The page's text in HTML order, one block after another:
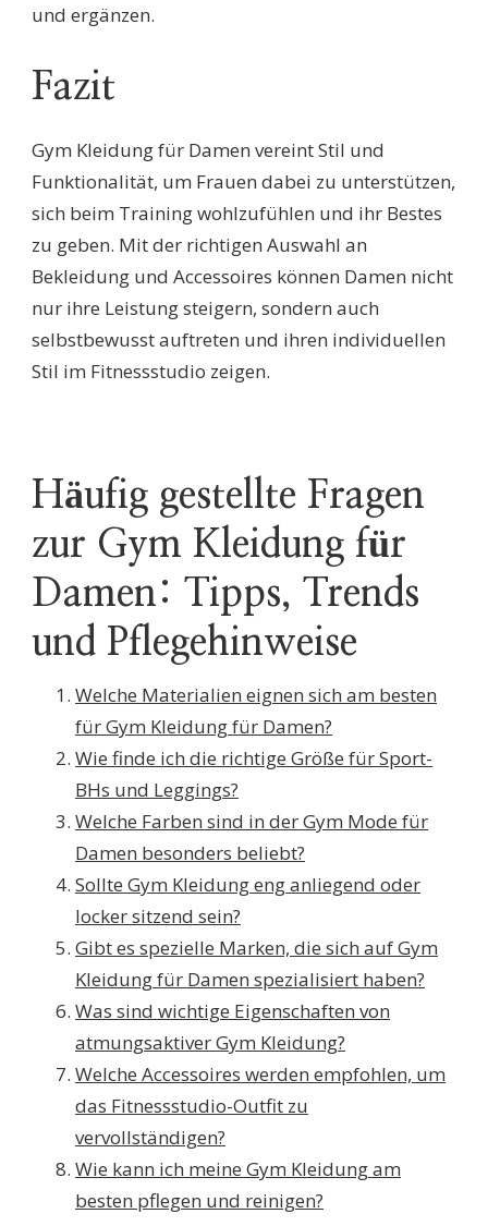
und ergänzen.
Fazit
Gym Kleidung für Damen vereint Stil und
Funktionalität, um Frauen dabei zu unterstützen,
sich beim Training wohlzufühlen und ihr Bestes
zu geben. Mit der richtigen Auswahl an
Bekleidung und Accessoires können Damen nicht
nur ihre Leistung steigern, sondern auch
selbstbewusst auftreten und ihren individuellen
Stil im Fitnessstudio zeigen.
Häufig gestellte Fragen
zur Gym Kleidung für
Damen: Tipps, Trends
und Pflegehinweise
Welche Materialien eignen sich am besten
für Gym Kleidung für Damen?
Wie finde ich die richtige Größe für Sport-
BHs und Leggings?
Welche Farben sind in der Gym Mode für
Damen besonders beliebt?
Sollte Gym Kleidung eng anliegend oder
locker sitzend sein?
Gibt es spezielle Marken, die sich auf Gym
Kleidung für Damen spezialisiert haben?
Was sind wichtige Eigenschaften von
atmungsaktiver Gym Kleidung?
Welche Accessoires werden empfohlen, um
das Fitnessstudio-Outfit zu
vervollständigen?
Wie kann ich meine Gym Kleidung am
besten pflegen und reinigen?